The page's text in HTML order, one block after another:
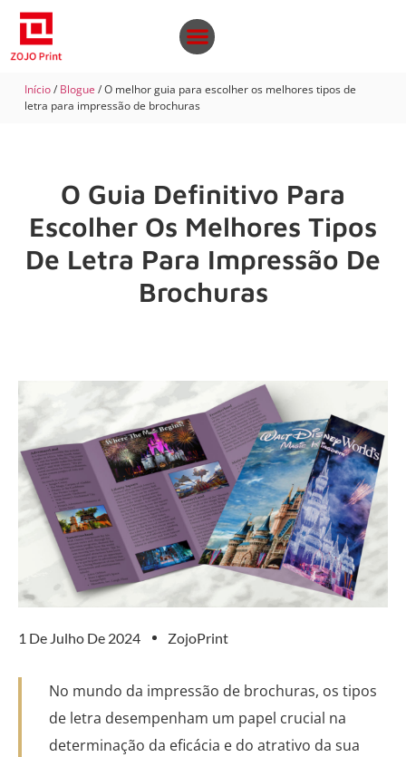
Início/ Blogue / O melhor guia para escolher os melhores tipos de
letra para impressão de brochuras
O Guia Definitivo Para
Escolher Os Melhores Tipos
De Letra Para Impressão De
Brochuras
1 De Julho De 2024 ZojoPrint
No mundo da impressão de brochuras, os tipos
de letra desempenham um papel crucial na
determinação da eficácia e do atrativo da sua